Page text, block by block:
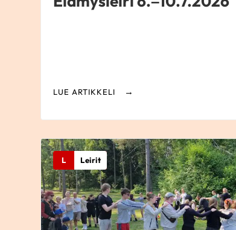
LUE ARTIKKELI
L Leirit